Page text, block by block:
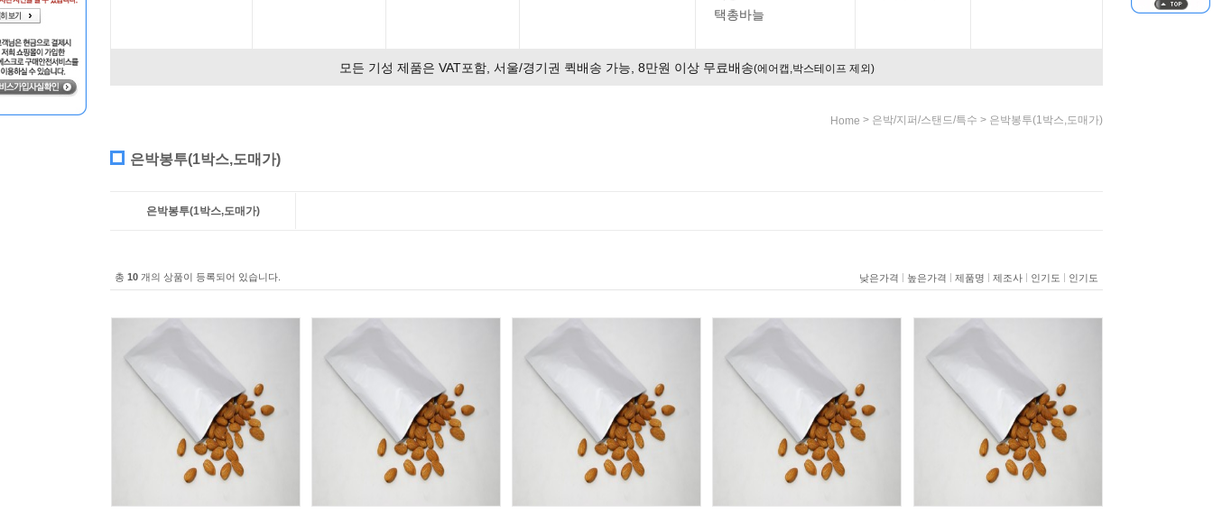
택총바늘
모든 기성 제품은 VAT포함, 서울/경기권 퀵배송 가능, 8만원 이상 무료배송(에어캡,박스테이프 제외)
Home > 은박/지퍼/스탠드/특수 > 은박봉투(1박스,도매가)
은박봉투(1박스,도매가)
은박봉투(1박스,도매가)
총 10 개의 상품이 등록되어 있습니다. 낮은가격 | 높은가격 | 제품명 | 제조사 | 인기도 | 인기도